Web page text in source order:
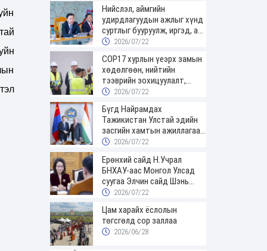
Нийслэл, аймгийн
удирдлагуудын ажлыг хүнд
суртлыг бууруулж, иргэд, аж
ахуйн нэгжийн ачааг хэрхэн
2026/07/22
COP17 хурлын үеэрх замын
хөдөлгөөн, нийтийн
тээврийн зохицуулалт,
сургууль, цэцэрлэг, зах,
ажиллах хуваарийг гаргаж,
иргэдэд мэдээлэхийг үүрэг
болголоо
2026/07/22
Бүгд Найрамдах
Тажикистан Улстай эдийн
засгийн хамтын ажиллагааг
өргөжүүлнэ
2026/07/22
Ерөнхий сайд Н.Учрал
БНХАУ-аас Монгол Улсад
суугаа Элчин сайд Шэнь
Миньжюанийг хүлээн авч
2026/07/22
Цам харайх ёслолын
төгсгөлд сор заллаа
2026/06/28